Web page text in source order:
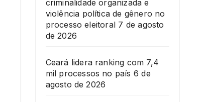
criminalidade organizada e
violência política de gênero no
processo eleitoral 7 de agosto
de 2026
Ceará lidera ranking com 7,4
mil processos no país 6 de
agosto de 2026